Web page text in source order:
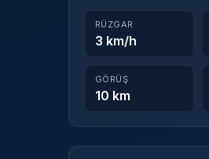
RÜZGAR
3 km/h
GÖRÜŞ
10 km